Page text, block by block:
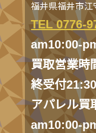
福井県福井市江
TEL 0776-
am10:00-
買取営業時
終受付21:30
アパレル買
am10:00-